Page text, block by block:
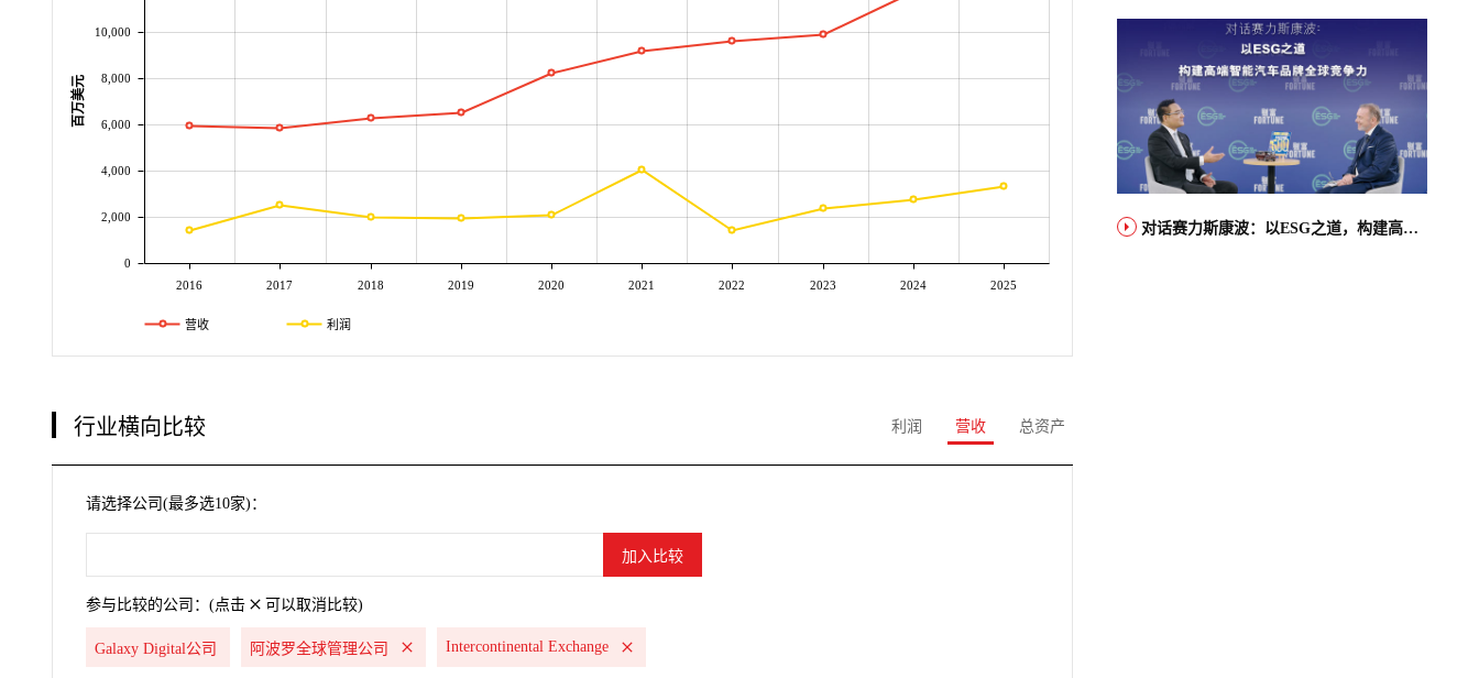
2016 2017 2018 2019 2020 2021 2022 2023 2024 2025
0
2,000
4,000
6,000
8,000
10,000
百万美元
营收 利润
行业横向比较 利润 营收 总资产
请选择公司(最多选10家)：
参与比较的公司：(点击 可以取消比较)
Galaxy Digital公司 阿波罗全球管理公司 Intercontinental Exchange
对话赛力斯康波：以ESG之道，构建高端智能汽车品牌全球竞争力